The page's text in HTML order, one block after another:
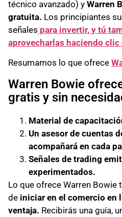
técnico avanzado) y Warren
gratuita. Los principiantes
señales para invertir, y tú
aprovecharlas haciendo clic
Resumamos lo que ofrece
Warren Bowie
gratis y sin
Material de
Un asesor de cuentas
acompañará en cada
Señales de trading
experimentados.
Lo que ofrece Warren Bowie
de iniciar en el comercio en
ventaja. Recibirás una guía,